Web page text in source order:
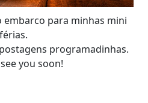
embarco para minhas mini
férias.
programadinhas.
you soon!